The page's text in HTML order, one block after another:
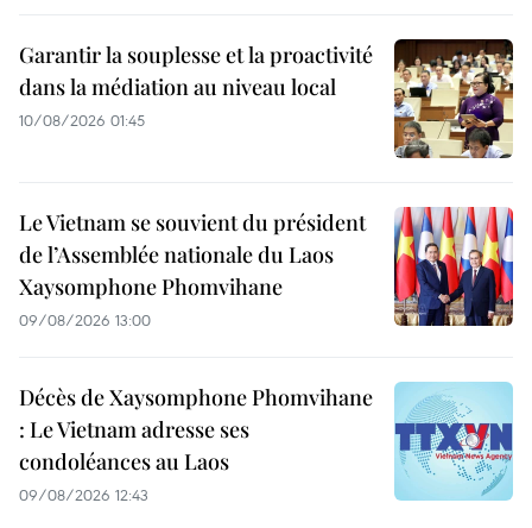
Garantir la souplesse et la proactivité
dans la médiation au niveau local
10/08/2026 01:45
Le Vietnam se souvient du président
de l’Assemblée nationale du Laos
Xaysomphone Phomvihane
09/08/2026 13:00
Décès de Xaysomphone Phomvihane
: Le Vietnam adresse ses
condoléances au Laos
09/08/2026 12:43